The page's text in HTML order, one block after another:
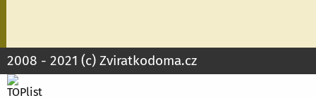
2008 - 2021 (c) Zviratkodoma.cz